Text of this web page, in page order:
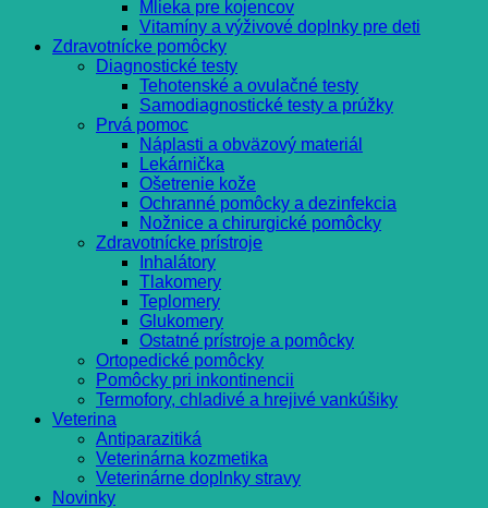
Mlieka pre kojencov
Vitamíny a výživové doplnky pre deti
Zdravotnícke pomôcky
Diagnostické testy
Tehotenské a ovulačné testy
Samodiagnostické testy a prúžky
Prvá pomoc
Náplasti a obväzový materiál
Lekárnička
Ošetrenie kože
Ochranné pomôcky a dezinfekcia
Nožnice a chirurgické pomôcky
Zdravotnícke prístroje
Inhalátory
Tlakomery
Teplomery
Glukomery
Ostatné prístroje a pomôcky
Ortopedické pomôcky
Pomôcky pri inkontinencii
Termofory, chladivé a hrejivé vankúšiky
Veterina
Antiparazitiká
Veterinárna kozmetika
Veterinárne doplnky stravy
Novinky